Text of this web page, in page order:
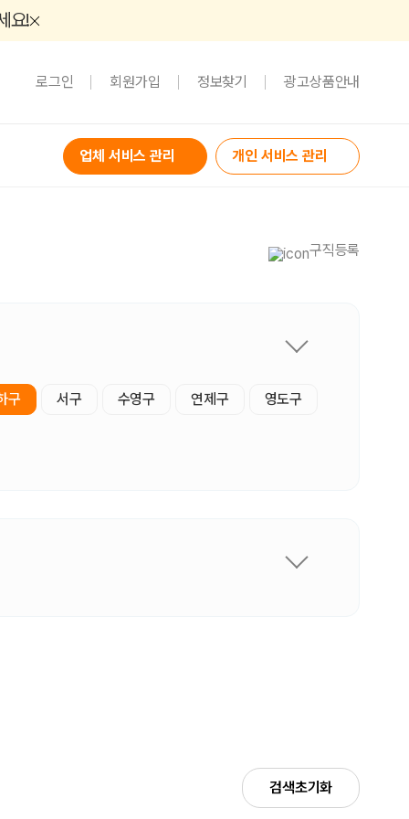
요!
로그인 회원가입 정보찾기 광고상품안내
업체 서비스 관리 개인 서비스 관리
구직등록
구 서구 수영구 연제구 영도구
검색초기화